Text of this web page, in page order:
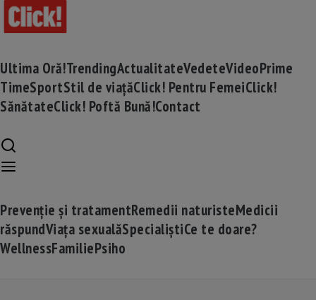
Ultima Oră!TrendingActualitateVedeteVideoPrime
TimeSportStil de viațăClick! Pentru FemeiClick!
SănătateClick! Poftă Bună!Contact
Prevenție și tratamentRemedii naturisteMedicii
răspundViața sexualăSpecialiștiCe te doare?
WellnessFamiliePsiho